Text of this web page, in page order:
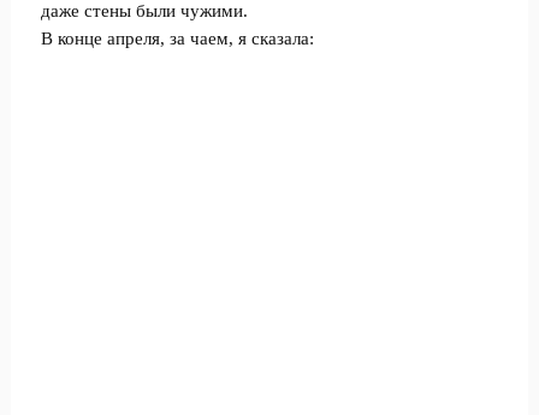
даже стены были чужими.
В конце апреля, за чаем, я сказала: